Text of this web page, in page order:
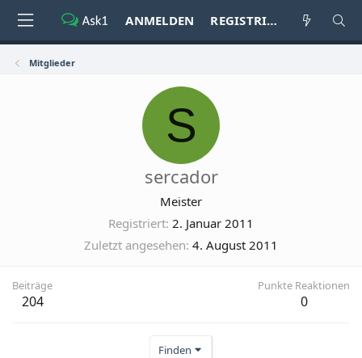
ANMELDEN REGISTRIEREN
Mitglieder
S
sercador
Meister
Registriert 2. Januar 2011
Zuletzt angesehen 4. August 2011
Beiträge
204
Punkte Reaktionen
0
Finden